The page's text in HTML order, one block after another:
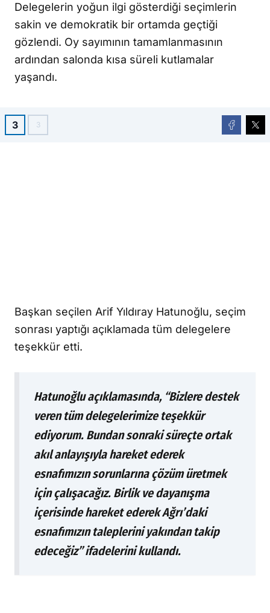
Delegelerin yoğun ilgi gösterdiği seçimlerin
sakin ve demokratik bir ortamda geçtiği
gözlendi. Oy sayımının tamamlanmasının
ardından salonda kısa süreli kutlamalar
yaşandı.
3 3
Başkan seçilen Arif Yıldıray Hatunoğlu, seçim
sonrası yaptığı açıklamada tüm delegelere
teşekkür etti.
Hatunoğlu açıklamasında, “Bizlere destek
veren tüm delegelerimize teşekkür
ediyorum. Bundan sonraki süreçte ortak
akıl anlayışıyla hareket ederek
esnafımızın sorunlarına çözüm üretmek
için çalışacağız. Birlik ve dayanışma
içerisinde hareket ederek Ağrı’daki
esnafımızın taleplerini yakından takip
edeceğiz” ifadelerini kullandı.